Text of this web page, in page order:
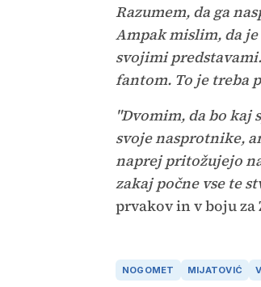
Razumem, da ga
Ampak mislim, da
svojimi
fantom. To je treba
"Dvomim, da bo kaj
svoje nasprotnike,
naprej pritožujejo
zakaj počne vse te
prvakov in v boju za
NOGOMET MIJATOVIĆ